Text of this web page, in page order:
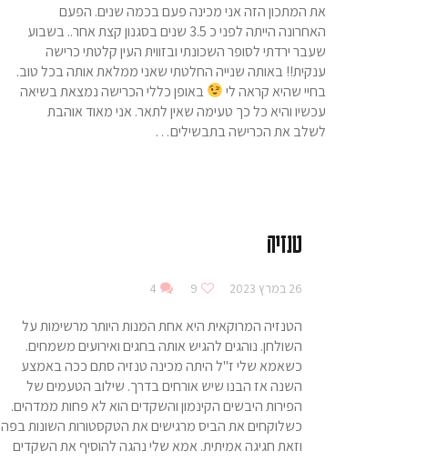
את המתכון הזה אני מכינה פעם בכמה שנים. הפעם
האחרונה הייתה לפני כ 3.5 שנים בסגנון קצת אחר.. בשבוע
שעבר ירדתי לסופר השכונתי ובזווית העין קלטתי כרישה
ענקית!! באותה שנייה החלטתי שאני ממלאת אותה בכל טוב.
בחיי שהיא קראה לי
באופן כללי הכרישה נמצאת בשיאה
עכשיו והיא כל כך טעימה שאין לתאר. אני מאוד אוהבת
לשלב את הכרישה בתבשילים…
טנזיה
26 במרץ 2023 9
4
הטנזיה המרוקאית היא אחת המנות היותר מרשימות על
השולחן. נוהגים להגיש אותה בחגים ואירועים משמחים.
כשאמא שלי ז"ל היתה מכינה טנזיה סתם ככה באמצע
השנה אז הבנו שיש אורחים בדרך. שילוב הטעמים של
הפירות היבשים הקינמון והשקדים הוא לא פחות ממדהים.
כשלוקחים את הביס מרגישים את הטקסטורות השונות בפה
וזאת חגיגה אמיתית. אמא שלי נהגה להוסיף את השקדים